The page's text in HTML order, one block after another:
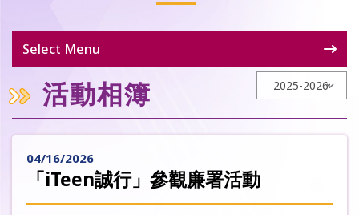
Select Menu
活動相簿
04/16/2026
「iTeen誠行」參觀廉署活動